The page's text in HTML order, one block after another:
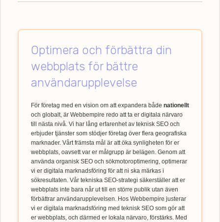
Optimera och förbättra din
webbplats för bättre
användarupplevelse
För företag med en vision om att expandera både nationellt
och globalt, är Webbempire redo att ta er digitala närvaro
till nästa nivå. Vi har lång erfarenhet av teknisk SEO och
erbjuder tjänster som stödjer företag över flera geografiska
marknader. Vårt främsta mål är att öka synligheten för er
webbplats, oavsett var er målgrupp är belägen. Genom att
använda organisk SEO och sökmotoroptimering, optimerar
vi er digitala marknadsföring för att ni ska märkas i
sökresultaten. Vår tekniska SEO-strategi säkerställer att er
webbplats inte bara når ut till en större publik utan även
förbättrar användarupplevelsen. Hos Webbempire justerar
vi er digitala marknadsföring med teknisk SEO som gör att
er webbplats, och därmed er lokala närvaro, förstärks. Med